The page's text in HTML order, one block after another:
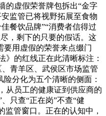
的虚假荣誉牌包拆出“金字
监管已将视野拓展至食物
餐饮品牌”“消费者信得过
，剩下的只要的假话。这
要用虚假的荣誉来点缀门
的红线正在此清晰标注：
青羊区、武侯区市场监管
分化为五个清晰的侧面：
从员工的健康证到供应商的
只查“正在岗”不查“健
监管窗口。正在的认知中，